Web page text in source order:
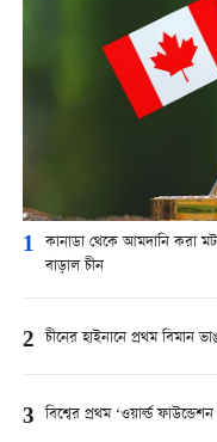
1 কানাডা থেকে আমদানি করা
বাড়াল চীন
2 চীনের হাইনানে প্রথম বিমান
3 বিশ্বের প্রথম ‘ওয়ার্ল্ড